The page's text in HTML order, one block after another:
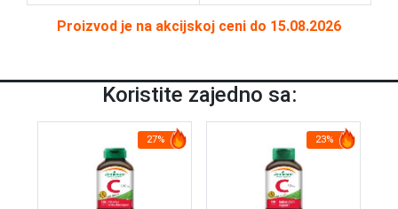
Proizvod je na akcijskoj ceni do 15.08.2026
Koristite zajedno sa:
27% 23%